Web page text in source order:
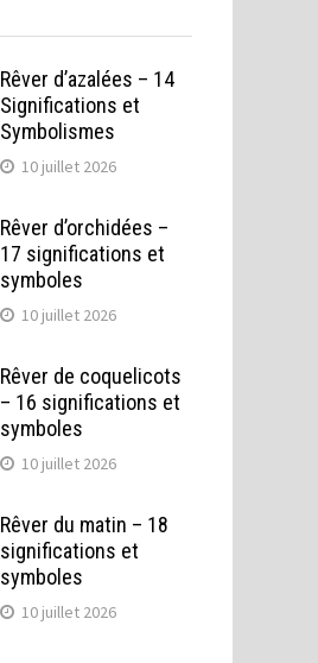
Rêver d’azalées – 14
Significations et
Symbolismes
10 juillet 2026
Rêver d’orchidées –
17 significations et
symboles
10 juillet 2026
Rêver de coquelicots
– 16 significations et
symboles
10 juillet 2026
Rêver du matin – 18
significations et
symboles
10 juillet 2026